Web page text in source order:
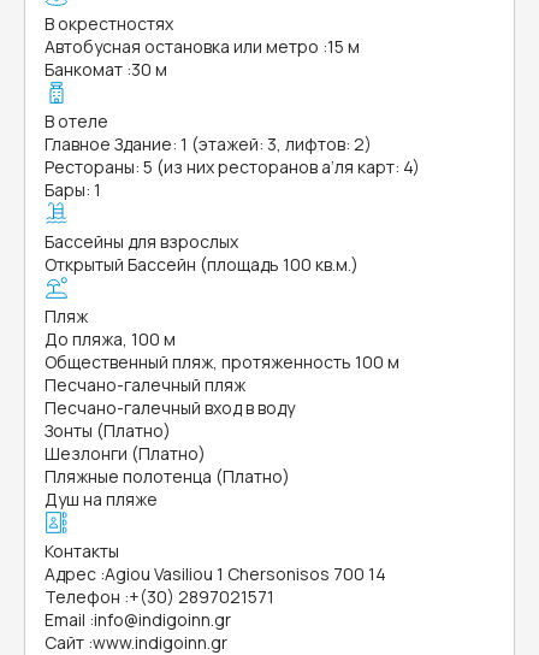
В окрестностях
Автобусная остановка или метро :15 м
Банкомат :30 м
В отеле
Главное Здание: 1 (этажей: 3, лифтов: 2)
Рестораны: 5 (из них ресторанов а’ля карт: 4)
Бары: 1
Бассейны для взрослых
Открытый Бассейн (площадь 100 кв.м.)
Пляж
До пляжа, 100 м
Общественный пляж, протяженность 100 м
Песчано-галечный пляж
Песчано-галечный вход в воду
Зонты (Платно)
Шезлонги (Платно)
Пляжные полотенца (Платно)
Душ на пляже
Контакты
Адрес :Agiou Vasiliou 1 Chersonisos 700 14
Телефон :+(30) 2897021571
Email :info@indigoinn.gr
Сайт :www.indigoinn.gr